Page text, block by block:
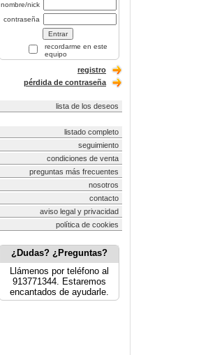
nombre/nick
contraseña
recordarme en este
equipo
registro
pérdida de contraseña
lista de los deseos
listado completo
seguimiento
condiciones de venta
preguntas más frecuentes
nosotros
contacto
aviso legal y privacidad
política de cookies
¿Dudas? ¿Preguntas?
Llámenos por teléfono al
913771344. Estaremos
encantados de ayudarle.